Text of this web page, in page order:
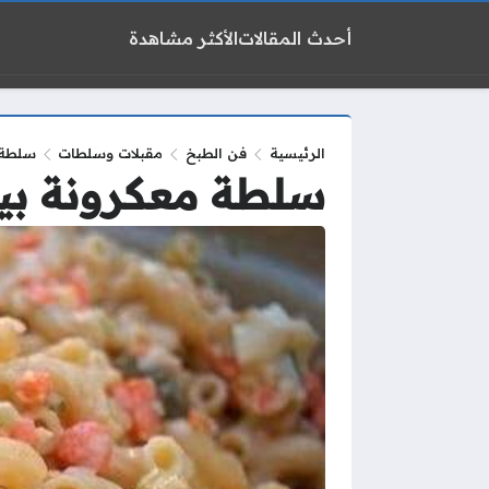
أحدث المقالاتالأكثر مشاهدة
الرئيسية فن الطبخ مقبلات وسلطات سلطة
سلطة معكرونة